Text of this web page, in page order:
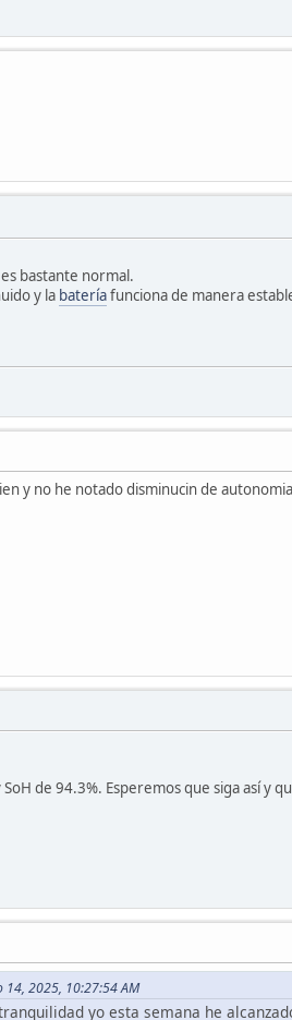
bastante normal.
y la bateríafunciona de manera
y no he notado disminucin de autonomia
de 94.3%. Esperemos que siga así y
14, 2025, 10:27:54 AM
yo esta semana he